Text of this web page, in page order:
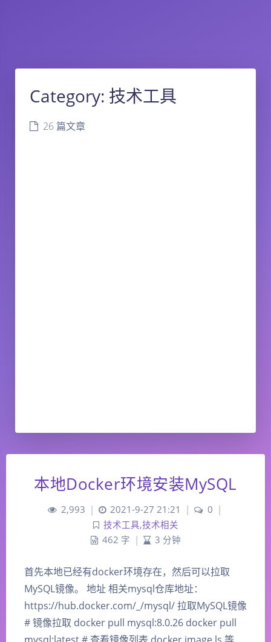
Category: 技术工具
26 篇文章
本地Docker环境安装MySQL
2,993 | 2021-9-27 21:21 | 0 |
技术工具,技术相关
462 字 | 3 分钟
首先本地已经有docker环境存在，然后可以拉取
MySQL镜像。 地址 相关mysql仓库地址：
https://hub.docker.com/_/mysql/ 拉取MySQL镜像
# 镜像拉取 docker pull mysql:8.0.26 docker pull